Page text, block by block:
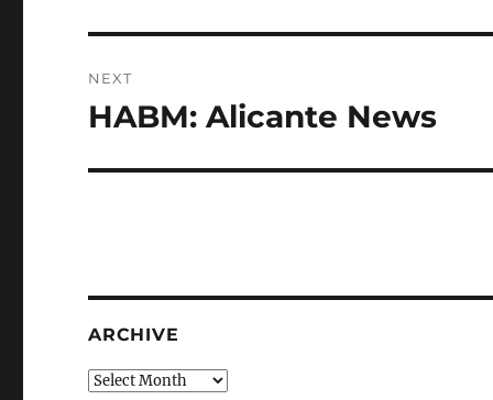
NEXT
Next
HABM: Alicante News
ARCHIVE
Archive